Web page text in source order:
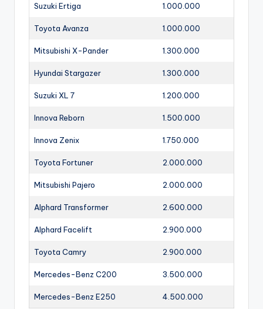
Suzuki Ertiga 1.000.000
Toyota Avanza 1.000.000
Mitsubishi X-Pander 1.300.000
Hyundai Stargazer 1.300.000
Suzuki XL 7 1.200.000
Innova Reborn 1.500.000
Innova Zenix 1.750.000
Toyota Fortuner 2.000.000
Mitsubishi Pajero 2.000.000
Alphard Transformer 2.600.000
Alphard Facelift 2.900.000
Toyota Camry 2.900.000
Mercedes-Benz C200 3.500.000
Mercedes-Benz E250 4.500.000